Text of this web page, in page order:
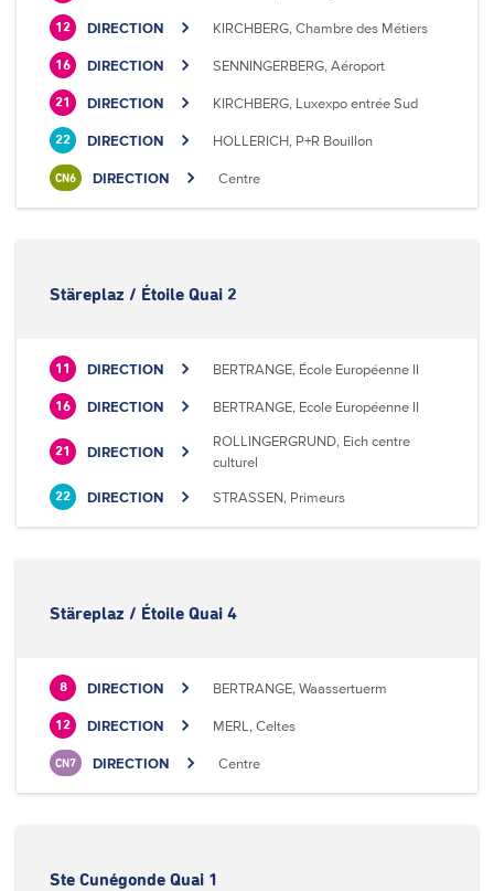
12 DIRECTION KIRCHBERG, Chambre des Métiers
16 DIRECTION SENNINGERBERG, Aéroport
21 DIRECTION KIRCHBERG, Luxexpo entrée Sud
22 DIRECTION HOLLERICH, P+R Bouillon
CN6 DIRECTION Centre
Stäreplaz / Étoile Quai 2
11 DIRECTION BERTRANGE, École Européenne II
16 DIRECTION BERTRANGE, Ecole Européenne II
21 DIRECTION
ROLLINGERGRUND, Eich centre
culturel
22 DIRECTION STRASSEN, Primeurs
Stäreplaz / Étoile Quai 4
8 DIRECTION BERTRANGE, Waassertuerm
12 DIRECTION MERL, Celtes
CN7 DIRECTION Centre
Ste Cunégonde Quai 1